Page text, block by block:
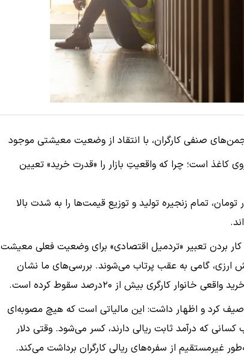
صنفی کارگران، با انتقاد از وضعیت معیشتی موجود
عددی روی کاغذ است؛ چرا که واقعیتِ بازار را «قدرت خرید» تعیین
کرد با رسیدن نرخ ارز رسمی به ۱۷۵هزار تومان، تمام زنجیره تولید و توزیع قیمت‌ها را به شدت بالا
کار بردن تعبیر «تردمیل اقتصادی» برای وضعیت فعلی معیشت
ارزی، گامی به عقب پرتاب می‌شوند. بررسی‌های ما نشان
کارگری بیش از ۲۰درصد سقوط کرده است.
توصیف کرد و اظهار داشت: این مالیاتی است که هیچ مصوبه‌ای
که درآمد ثابت ریالی دارند، کسر می‌شود. وقتی دلار
غیرمستقیم از سفره‌های ریالی کارگران برداشت می‌کند.